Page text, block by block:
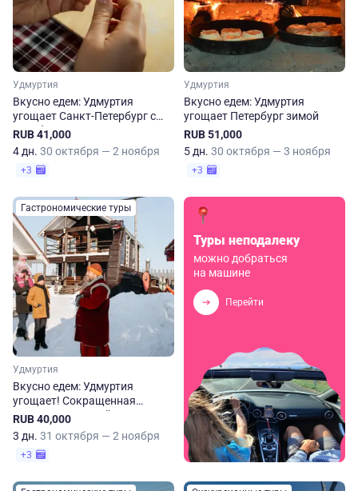
Удмуртия
Вкусно едем: Удмуртия
угощает Санкт-Петербург с
октября по март
RUB 41,000
4 дн. 30 октября — 2 ноября
+3
Удмуртия
Вкусно едем: Удмуртия
угощает Петербург зимой
RUB 51,000
5 дн. 30 октября — 3 ноября
+3
Гастрономические туры
Удмуртия
Вкусно едем: Удмуртия
угощает! Сокращенная
программа. Зимой и осенью
RUB 40,000
3 дн. 31 октября — 2 ноября
+3
Туры неподалеку
можно добраться
на машине
Перейти